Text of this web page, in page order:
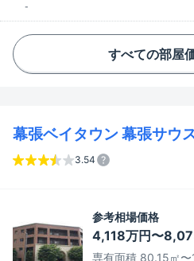
-
すべての部屋
幕張ベイタウン 幕張サウ
3.54
参考相場価格
4,118万円〜
専有面積 80.15㎡